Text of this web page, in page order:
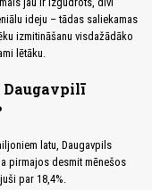
ideju – tādas saliekamas
izmitināšanu visdažādāko
lētāku.
Daugavpilī
latu, Daugavpils
pirmajos desmit mēnešos
par 18,4%.